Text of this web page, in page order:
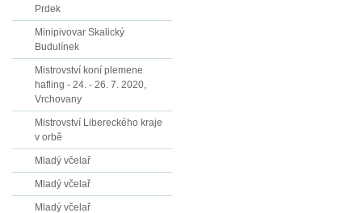
Prdek
Minipivovar Skalický
Budulínek
Mistrovství koní plemene
hafling - 24. - 26. 7. 2020,
Vrchovany
Mistrovství Libereckého kraje
v orbě
Mladý včelař
Mladý včelař
Mladý včelař